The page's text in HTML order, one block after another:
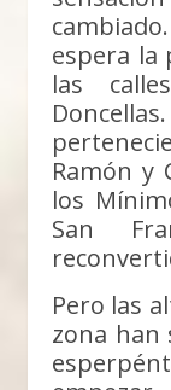
espera la
las
Ramón y
los
San
Pero las
zona han